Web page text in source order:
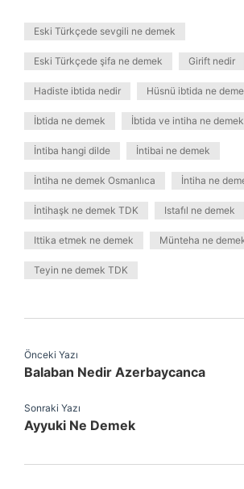
Eski Türkçede sevgili ne demek
Eski Türkçede şifa ne demek Girift nedir
Hadiste ibtida nedir Hüsnü ibtida ne
İbtida ne demek İbtida ve intiha ne demek
İntiba hangi dilde İntibai ne demek
İntiha ne demek Osmanlıca İntiha ne
İntihaşk ne demek TDK Istafıl ne demek
Ittika etmek ne demek Münteha ne
Teyin ne demek TDK
Önceki Yazı
Balaban Nedir Azerbaycanca
Sonraki Yazı
Ayyuki Ne Demek